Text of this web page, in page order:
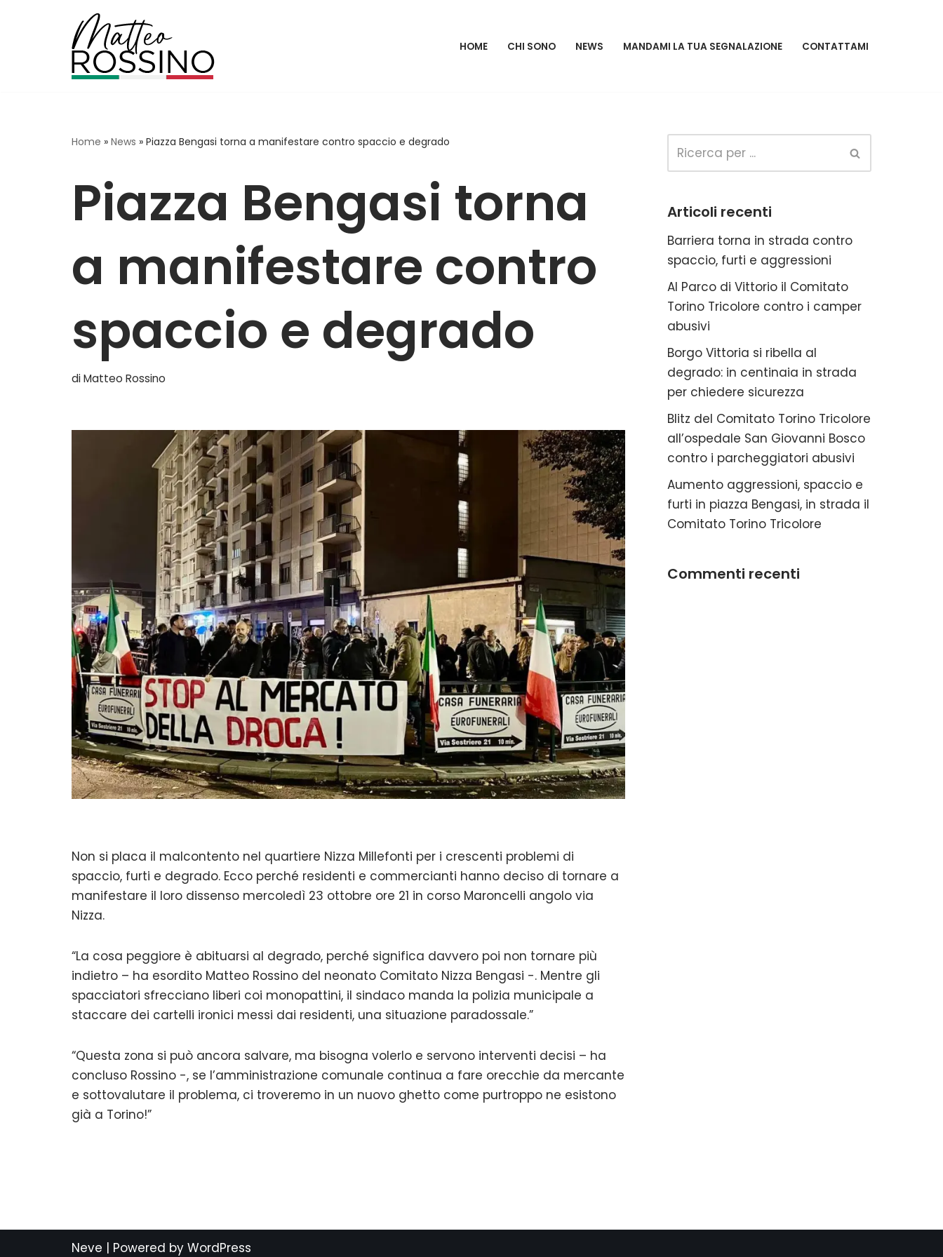
contenuto
HOME CHI SONO NEWS MANDAMI LA TUA SEGNALAZIONE CONTATTAMI
Home » News » Piazza Bengasi torna a manifestare contro spaccio e degrado
Piazza Bengasi torna
a manifestare contro
spaccio e degrado
diMatteo Rossino
Non si placa il malcontento nel quartiere Nizza Millefonti per i crescenti problemi di
spaccio, furti e degrado. Ecco perché residenti e commercianti hanno deciso di tornare a
manifestare il loro dissenso mercoledì 23 ottobre ore 21 in corso Maroncelli angolo via
Nizza.
“La cosa peggiore è abituarsi al degrado, perché significa davvero poi non tornare più
indietro – ha esordito Matteo Rossino del neonato Comitato Nizza Bengasi -. Mentre gli
spacciatori sfrecciano liberi coi monopattini, il sindaco manda la polizia municipale a
staccare dei cartelli ironici messi dai residenti, una situazione paradossale.”
“Questa zona si può ancora salvare, ma bisogna volerlo e servono interventi decisi – ha
concluso Rossino -, se l’amministrazione comunale continua a fare orecchie da mercante
e sottovalutare il problema, ci troveremo in un nuovo ghetto come purtroppo ne esistono
già a Torino!”
Articoli recenti
Barriera torna in strada contro
spaccio, furti e aggressioni
Al Parco di Vittorio il Comitato
Torino Tricolore contro i camper
abusivi
Borgo Vittoria si ribella al
degrado: in centinaia in strada
per chiedere sicurezza
Blitz del Comitato Torino Tricolore
all’ospedale San Giovanni Bosco
contro i parcheggiatori abusivi
Aumento aggressioni, spaccio e
furti in piazza Bengasi, in strada il
Comitato Torino Tricolore
Commenti recenti
Neve | Powered by WordPress